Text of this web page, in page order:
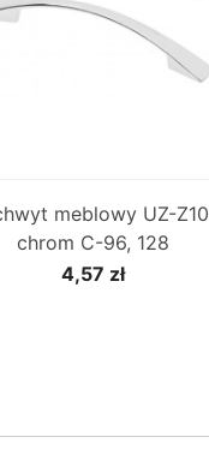
meblowy UZ-Z10
chrom C-96, 128
4,57 zł